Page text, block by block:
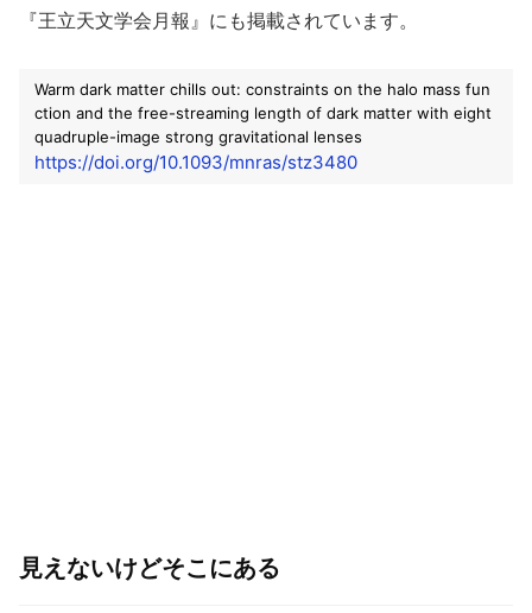
『王立天文学会月報』にも掲載されています。
Warm dark matter chills out: constraints on the halo mass fun
ction and the free-streaming length of dark matter with eight
quadruple-image strong gravitational lenses
https://doi.org/10.1093/mnras/stz3480
見えないけどそこにある